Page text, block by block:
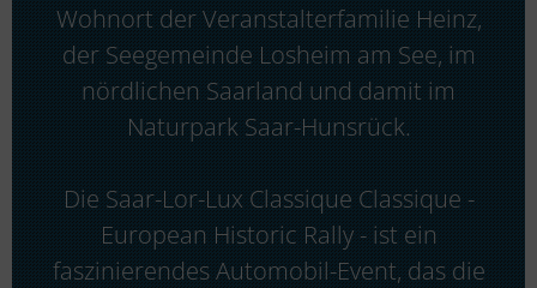
Wohnort der Veranstalterfamilie Heinz,
der Seegemeinde Losheim am See, im
nördlichen Saarland und damit im
Naturpark Saar-Hunsrück.
Die Saar-Lor-Lux Classique Classique -
European Historic Rally - ist ein
faszinierendes Automobil-Event, das die